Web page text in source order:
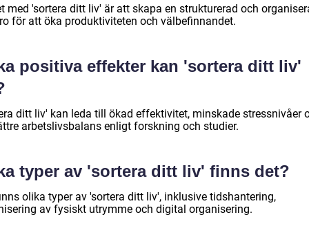
med 'sortera ditt liv' är att skapa en strukturerad och
för att öka produktiviteten och välbefinnandet.
positiva effekter kan 'sortera ditt liv'
ditt liv' kan leda till ökad effektivitet, minskade stressnivåer
arbetslivsbalans enligt forskning och studier.
typer av 'sortera ditt liv' finns det?
olika typer av 'sortera ditt liv', inklusive tidshantering,
av fysiskt utrymme och digital organisering.